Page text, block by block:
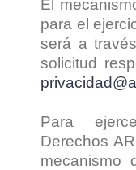
El
para el
será a
solicitud
Para
Derechos
mecanismo